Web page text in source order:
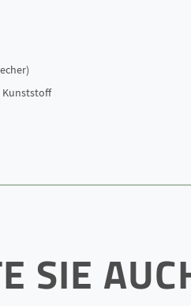
Kunststoff
SIE